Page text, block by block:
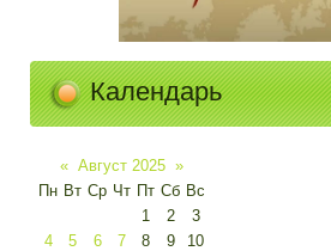
Календарь
« Август 2025 »
Пн Вт Ср Чт Пт Сб Вс
1
2
3
4
5 6 7 8 9
10